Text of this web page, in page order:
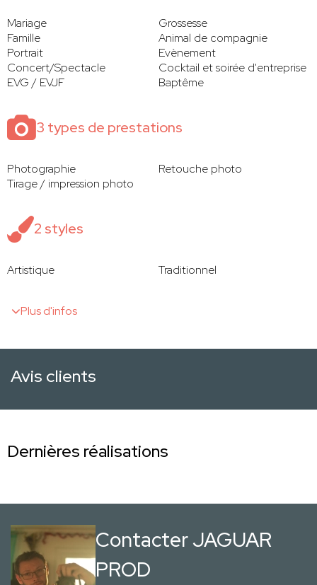
Mariage
Grossesse
Famille
Animal de compagnie
Portrait
Evènement
Concert/Spectacle
Cocktail et soirée d'entreprise
EVG / EVJF
Baptême
3 types de prestations
Photographie
Retouche photo
Tirage / impression photo
2 styles
Artistique Traditionnel
Plus d'infos
Avis clients
Dernières réalisations
Contacter JAGUAR
PROD